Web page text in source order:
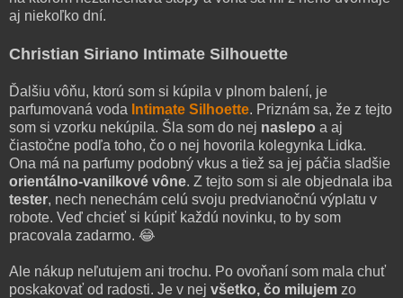
aj niekoľko dní.
Christian Siriano Intimate Silhouette
Ďalšiu vôňu, ktorú som si kúpila v plnom balení, je
parfumovaná voda Intimate Silhoette. Priznám sa, že z tejto
som si vzorku nekúpila. Šla som do nej naslepo a aj
čiastočne podľa toho, čo o nej hovorila kolegynka Lidka.
Ona má na parfumy podobný vkus a tiež sa jej páčia sladšie
orientálno-vanilkové vône. Z tejto som si ale objednala iba
tester, nech nenechám celú svoju predvianočnú výplatu v
robote. Veď chcieť si kúpiť každú novinku, to by som
pracovala zadarmo. 😂
Ale nákup neľutujem ani trochu. Po ovoňaní som mala chuť
poskakovať od radosti. Je v nej všetko, čo milujem zo